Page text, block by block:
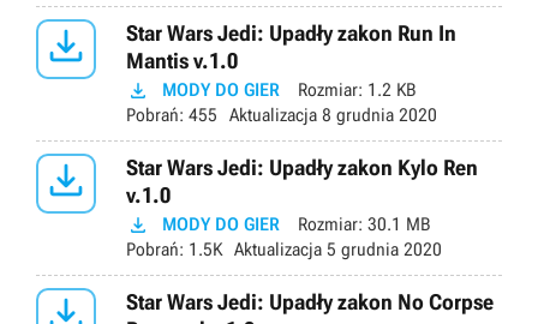

Star Wars Jedi: Upadły zakon Run In
Mantis v.1.0
 MODY DO GIER Rozmiar: 1.2 KB
Pobrań: 455 Aktualizacja 8 grudnia 2020

Star Wars Jedi: Upadły zakon Kylo Ren
v.1.0
 MODY DO GIER Rozmiar: 30.1 MB
Pobrań: 1.5K Aktualizacja 5 grudnia 2020
Star Wars Jedi: Upadły zakon No Corpse